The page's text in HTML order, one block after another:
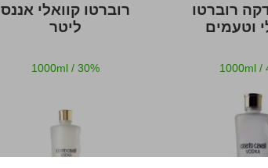
רוברטו
וטעמים
1000ml /
רוברטו קוואלי אננס
ליטר
1000ml /30%